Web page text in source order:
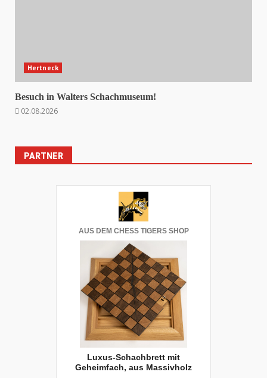
Hertneck
Besuch in Walters Schachmuseum!
02.08.2026
PARTNER
AUS DEM CHESS TIGERS SHOP
Luxus-Schachbrett mit
Geheimfach, aus Massivholz